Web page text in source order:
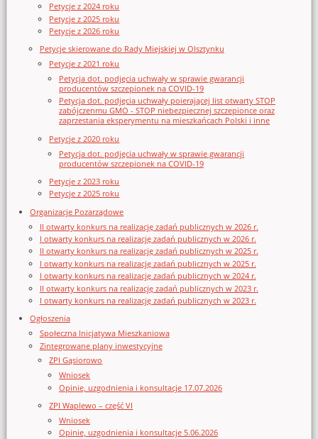
Petycje z 2024 roku
Petycje z 2025 roku
Petycje z 2026 roku
Petycje skierowane do Rady Miejskiej w Olsztynku
Petycje z 2021 roku
Petycja dot. podjęcia uchwały w sprawie gwarancji
producentów szczepionek na COVID-19
Petycja dot. podjęcia uchwały poierającej list otwarty STOP
zabójczenmu GMO - STOP niebezpiecznej szczepionce oraz
zaprzestania eksperymentu na mieszkańcach Polski i inne
Petycje z 2020 roku
Petycja dot. podjęcia uchwały w sprawie gwarancji
producentów szczepionek na COVID-19
Petycje z 2023 roku
Petycje z 2025 roku
Organizacje Pozarządowe
II otwarty konkurs na realizację zadań publicznych w 2026 r.
I otwarty konkurs na realizację zadań publicznych w 2026 r.
II otwarty konkurs na realizację zadań publicznych w 2025 r.
I otwarty konkurs na realizację zadań publicznych w 2025 r.
I otwarty konkurs na realizację zadań publicznych w 2024 r.
II otwarty konkurs na realizację zadań publicznych w 2023 r.
I otwarty konkurs na realizację zadań publicznych w 2023 r.
Ogłoszenia
Społeczna Inicjatywa Mieszkaniowa
Zintegrowane plany inwestycyjne
ZPI Gąsiorowo
Wniosek
Opinie, uzgodnienia i konsultacje 17.07.2026
ZPI Waplewo – część VI
Wniosek
Opinie, uzgodnienia i konsultacje 5.06.2026